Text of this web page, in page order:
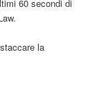
60 secondi di
la